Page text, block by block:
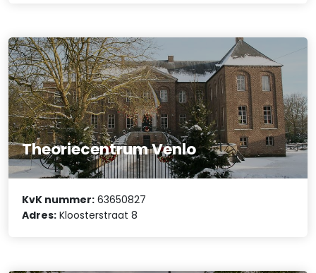
Theoriecentrum Venlo
KvK nummer: 63650827
Adres: Kloosterstraat 8